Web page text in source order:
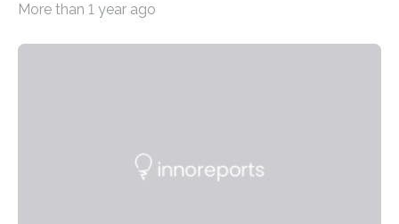
der Goethe-Universität Frankfurt. Das CoBIC ist eine
für neurologische und psychiatrische Erkrankungen
More than 1 year ago